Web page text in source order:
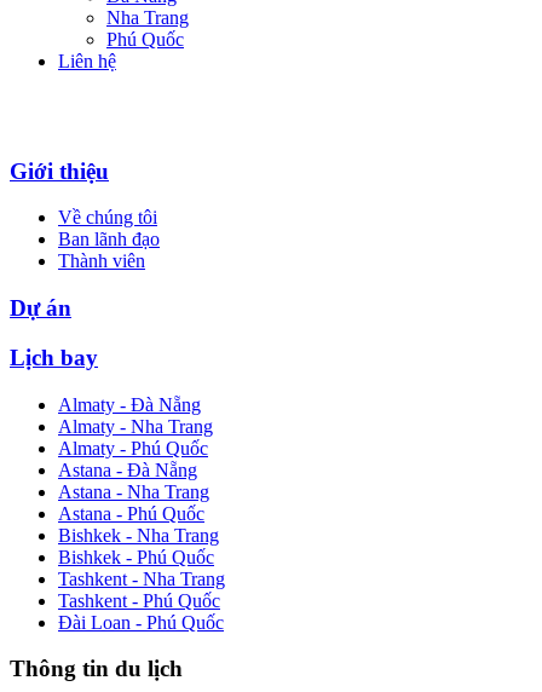
Nha Trang
Phú Quốc
Liên hệ
Giới thiệu
Về chúng tôi
Ban lãnh đạo
Thành viên
Dự án
Lịch bay
Almaty - Đà Nẵng
Almaty - Nha Trang
Almaty - Phú Quốc
Astana - Đà Nẵng
Astana - Nha Trang
Astana - Phú Quốc
Bishkek - Nha Trang
Bishkek - Phú Quốc
Tashkent - Nha Trang
Tashkent - Phú Quốc
Đài Loan - Phú Quốc
Thông tin du lịch